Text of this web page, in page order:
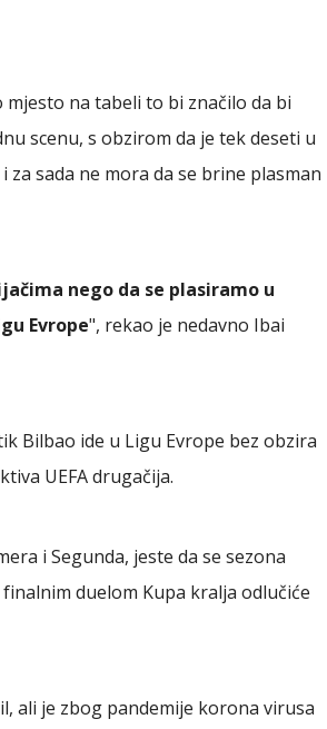
na tabeli to bi značilo da bi
scenu, s obzirom da je tek deseti u
za sada ne mora da se brine plasman
nego da se plasiramo u
Evrope", rekao je nedavno Ibai
Bilbao ide u Ligu Evrope bez obzira
UEFA drugačija.
i Segunda, jeste da se sezona
duelom Kupa kralja odlučiće
ali je zbog pandemije korona virusa